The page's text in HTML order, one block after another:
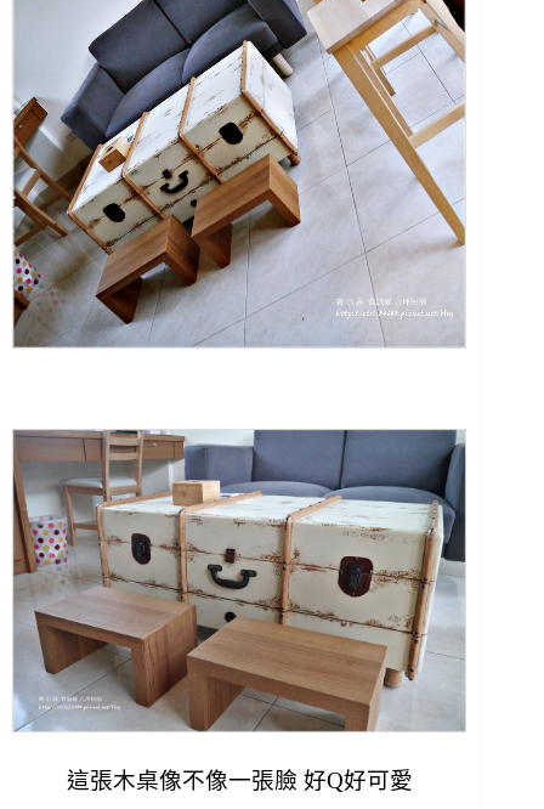
這張木桌像不像一張臉 好Q好可愛